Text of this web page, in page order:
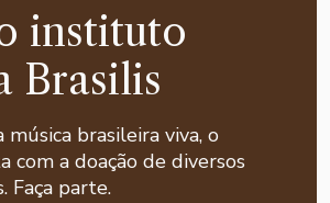
instituto
Brasilis
música brasileira viva, o
com a doação de diversos
Faça parte.